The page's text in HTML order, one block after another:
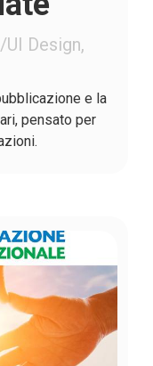
Design,
e la
pensato per